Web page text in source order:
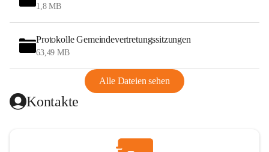
1,8 MB
Protokolle Gemeindevertretungssitzungen
63,49 MB
Alle Dateien sehen
Kontakte